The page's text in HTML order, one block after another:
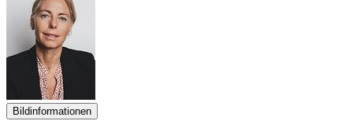
Bildinformationen